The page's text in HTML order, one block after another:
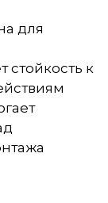
для
стойкость к